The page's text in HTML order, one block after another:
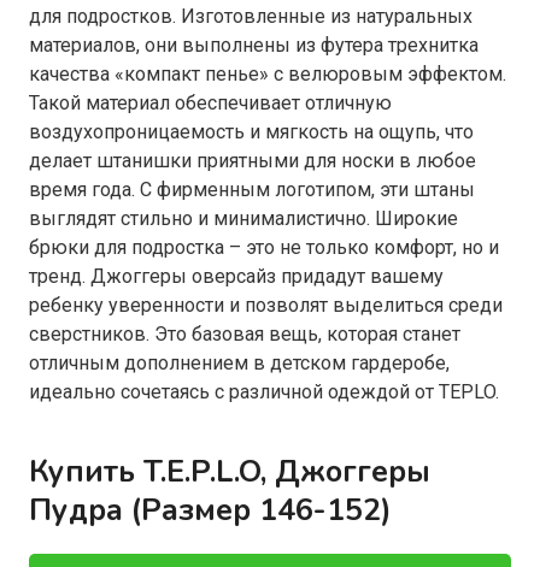
для подростков. Изготовленные из натуральных
материалов, они выполнены из футера трехнитка
качества «компакт пенье» с велюровым эффектом.
Такой материал обеспечивает отличную
воздухопроницаемость и мягкость на ощупь, что
делает штанишки приятными для носки в любое
время года. С фирменным логотипом, эти штаны
выглядят стильно и минималистично. Широкие
брюки для подростка – это не только комфорт, но и
тренд. Джоггеры оверсайз придадут вашему
ребенку уверенности и позволят выделиться среди
сверстников. Это базовая вещь, которая станет
отличным дополнением в детском гардеробе,
идеально сочетаясь с различной одеждой от TEPLO.
Купить T.E.P.L.O, Джоггеры
Пудра (Размер 146-152)